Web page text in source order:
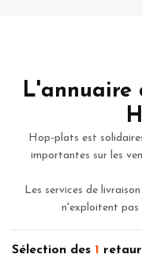
L'annuaire
Hop-plats est
importantes sur les
Les services de
n'exploitent pas
Sélection des 1